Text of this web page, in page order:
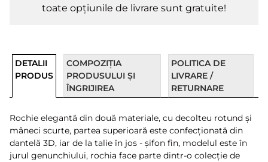
toate opțiunile de livrare sunt gratuite!
DETALII
PRODUS
COMPOZIȚIA
PRODUSULUI ȘI
ÎNGRIJIREA
POLITICA DE
LIVRARE /
RETURNARE
Rochie elegantă din două materiale, cu decolteu rotund și
mâneci scurte, partea superioară este confecționată din
dantelă 3D, iar de la talie în jos - șifon fin, modelul este în
jurul genunchiului, rochia face parte dintr-o colecție de